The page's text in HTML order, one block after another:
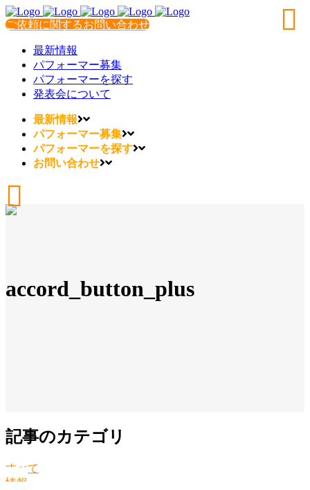
ご依頼に関するお問い合わせ
最新情報
パフォーマー募集
パフォーマーを探す
発表会について
最新情報
パフォーマー募集
パフォーマーを探す
お問い合わせ
accord_button_plus
記事のカテゴリ
すべて
情報